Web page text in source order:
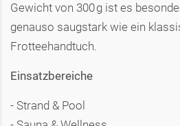
Gewicht von 300 g ist es
genauso saugstark wie ein
Frotteehandtuch.
Einsatzbereiche
- Strand & Pool